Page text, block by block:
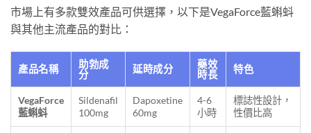
市場上有多款雙效產品可供選擇，以下是VegaForce藍蝌蚪
與其他主流產品的對比：
產品名稱
助勃成
分
延時成分
藥效
時長
特色
VegaForce
藍蝌蚪
Sildenafil
100mg
Dapoxetine
60mg
4-6
小時
標誌性設計，
性價比高